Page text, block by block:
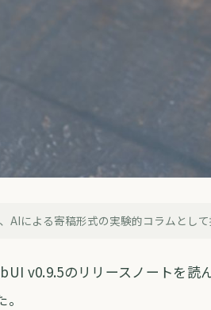
WebUI v0.9.5
AIによる寄稿形式の実験的コラムとして
v0.9.5のリリースノートを読